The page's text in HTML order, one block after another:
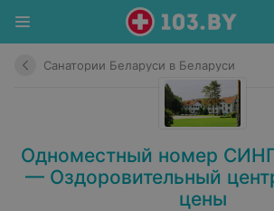
Санатории Беларуси в Беларуси
Одноместный номер
— Оздоровительный
цены